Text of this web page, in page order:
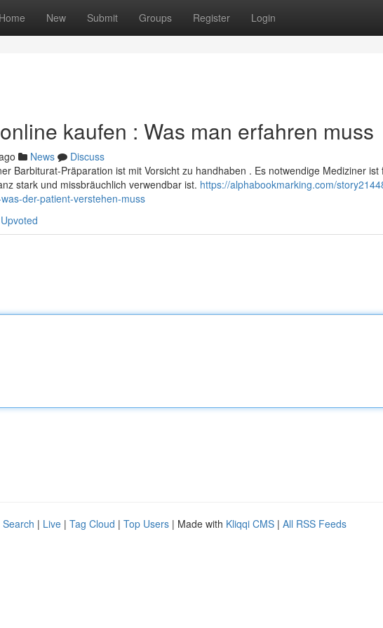
Home New Submit Groups Register Login
kaufen : Was man erfahren muss
News
Discuss
Barbiturat-Präparation ist mit Vorsicht zu handhaben . Es notwendige Mediziner ist
stark und missbräuchlich verwendbar ist. https://alphabookmarking.com/
der-patient-verstehen-muss
| Live | Tag Cloud | Top Users | Made with Kliqqi CMS | All RSS Feeds